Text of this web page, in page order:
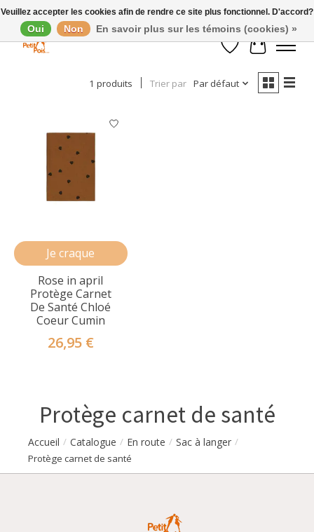
Liste de souhaits
Panier
Afficher les filtres
1 produits Trier par Par défaut
Je craque
Rose in april
Protège Carnet
De Santé Chloé
Coeur Cumin
26,95 €
Protège carnet de santé
Accueil / Catalogue / En route / Sac à langer /
Protège carnet de santé
Veuillez accepter les cookies afin de rendre ce site plus fonctionnel. D'accord?
Oui Non En savoir plus sur les témoins (cookies) »